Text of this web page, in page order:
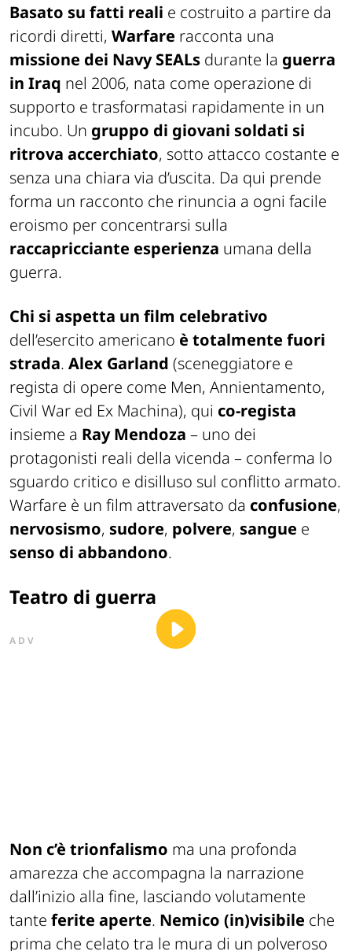
Basato su fatti reali e costruito a partire da
ricordi diretti, Warfare racconta una
missione dei Navy SEALs durante la guerra
in Iraq nel 2006, nata come operazione di
supporto e trasformatasi rapidamente in un
incubo. Un gruppo di giovani soldati si
ritrova accerchiato, sotto attacco costante e
senza una chiara via d’uscita. Da qui prende
forma un racconto che rinuncia a ogni facile
eroismo per concentrarsi sulla
raccapricciante esperienza umana della
guerra.
Chi si aspetta un film celebrativo
dell’esercito americano è totalmente fuori
strada. Alex Garland (sceneggiatore e
regista di opere come Men, Annientamento,
Civil War ed Ex Machina), qui co-regista
insieme a Ray Mendoza – uno dei
protagonisti reali della vicenda – conferma lo
sguardo critico e disilluso sul conflitto armato.
Warfare è un film attraversato da confusione,
nervosismo, sudore, polvere, sangue e
senso di abbandono.
Teatro di guerra
ADV
Non c’è trionfalismo ma una profonda
amarezza che accompagna la narrazione
dall’inizio alla fine, lasciando volutamente
tante ferite aperte. Nemico (in)visibile che
prima che celato tra le mura di un polveroso